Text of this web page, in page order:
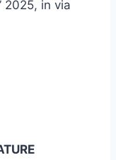
2025, in via